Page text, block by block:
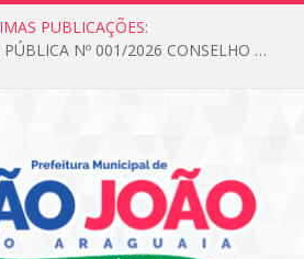
PUBLICAÇÕES:
EDITAL DE CHAMADA PÚBLICA Nº 001/2026 CONSELHO DOS DIREITOS DA CRIANÇA E DO ADOLESCENTE